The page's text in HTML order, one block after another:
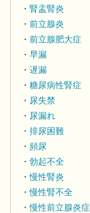
腎盂腎炎
前立腺炎
前立腺肥大症
早漏
遅漏
糖尿病性腎症
尿失禁
尿漏れ
排尿困難
頻尿
勃起不全
慢性腎炎
慢性腎不全
慢性前立腺炎症